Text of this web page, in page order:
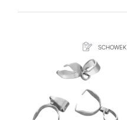
SCHOWEK